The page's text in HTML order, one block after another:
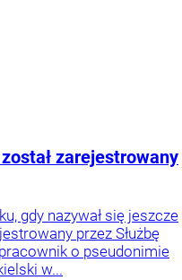
zarejestrowany
gdy nazywał się jeszcze
przez Służbę
o pseudonimie
w...